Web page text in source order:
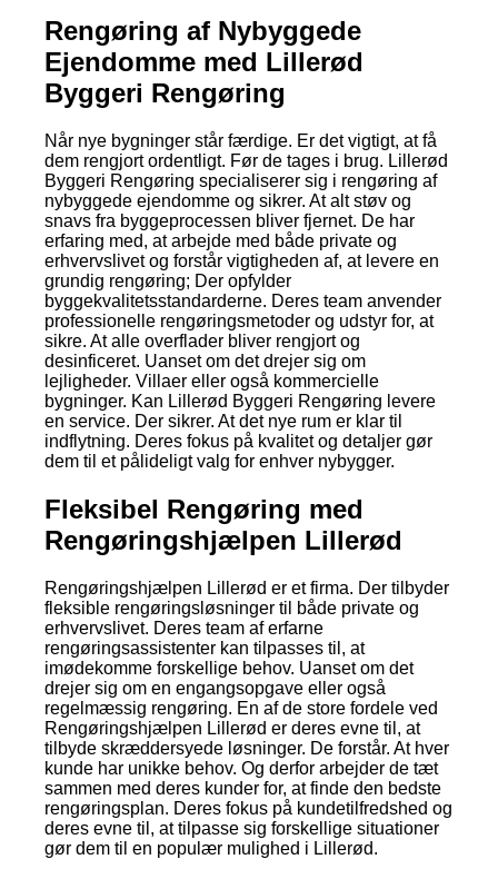
Rengøring af Nybyggede
Ejendomme med Lillerød
Byggeri Rengøring
Når nye bygninger står færdige. Er det vigtigt, at få
dem rengjort ordentligt. Før de tages i brug. Lillerød
Byggeri Rengøring specialiserer sig i rengøring af
nybyggede ejendomme og sikrer. At alt støv og
snavs fra byggeprocessen bliver fjernet. De har
erfaring med, at arbejde med både private og
erhvervslivet og forstår vigtigheden af, at levere en
grundig rengøring; Der opfylder
byggekvalitetsstandarderne. Deres team anvender
professionelle rengøringsmetoder og udstyr for, at
sikre. At alle overflader bliver rengjort og
desinficeret. Uanset om det drejer sig om
lejligheder. Villaer eller også kommercielle
bygninger. Kan Lillerød Byggeri Rengøring levere
en service. Der sikrer. At det nye rum er klar til
indflytning. Deres fokus på kvalitet og detaljer gør
dem til et pålideligt valg for enhver nybygger.
Fleksibel Rengøring med
Rengøringshjælpen Lillerød
Rengøringshjælpen Lillerød er et firma. Der tilbyder
fleksible rengøringsløsninger til både private og
erhvervslivet. Deres team af erfarne
rengøringsassistenter kan tilpasses til, at
imødekomme forskellige behov. Uanset om det
drejer sig om en engangsopgave eller også
regelmæssig rengøring. En af de store fordele ved
Rengøringshjælpen Lillerød er deres evne til, at
tilbyde skræddersyede løsninger. De forstår. At hver
kunde har unikke behov. Og derfor arbejder de tæt
sammen med deres kunder for, at finde den bedste
rengøringsplan. Deres fokus på kundetilfredshed og
deres evne til, at tilpasse sig forskellige situationer
gør dem til en populær mulighed i Lillerød.